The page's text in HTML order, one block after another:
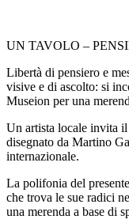
UN TAVOLO –
Libertà di pensiero e
visive e di ascolto: si
Museion per una
Un artista locale invita
disegnato da Martino
internazionale.
La polifonia del
che trova le sue radici
una merenda a base di